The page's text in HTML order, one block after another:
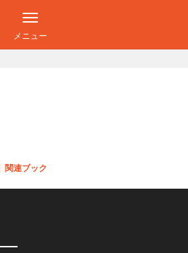
メニュー
関連ブック